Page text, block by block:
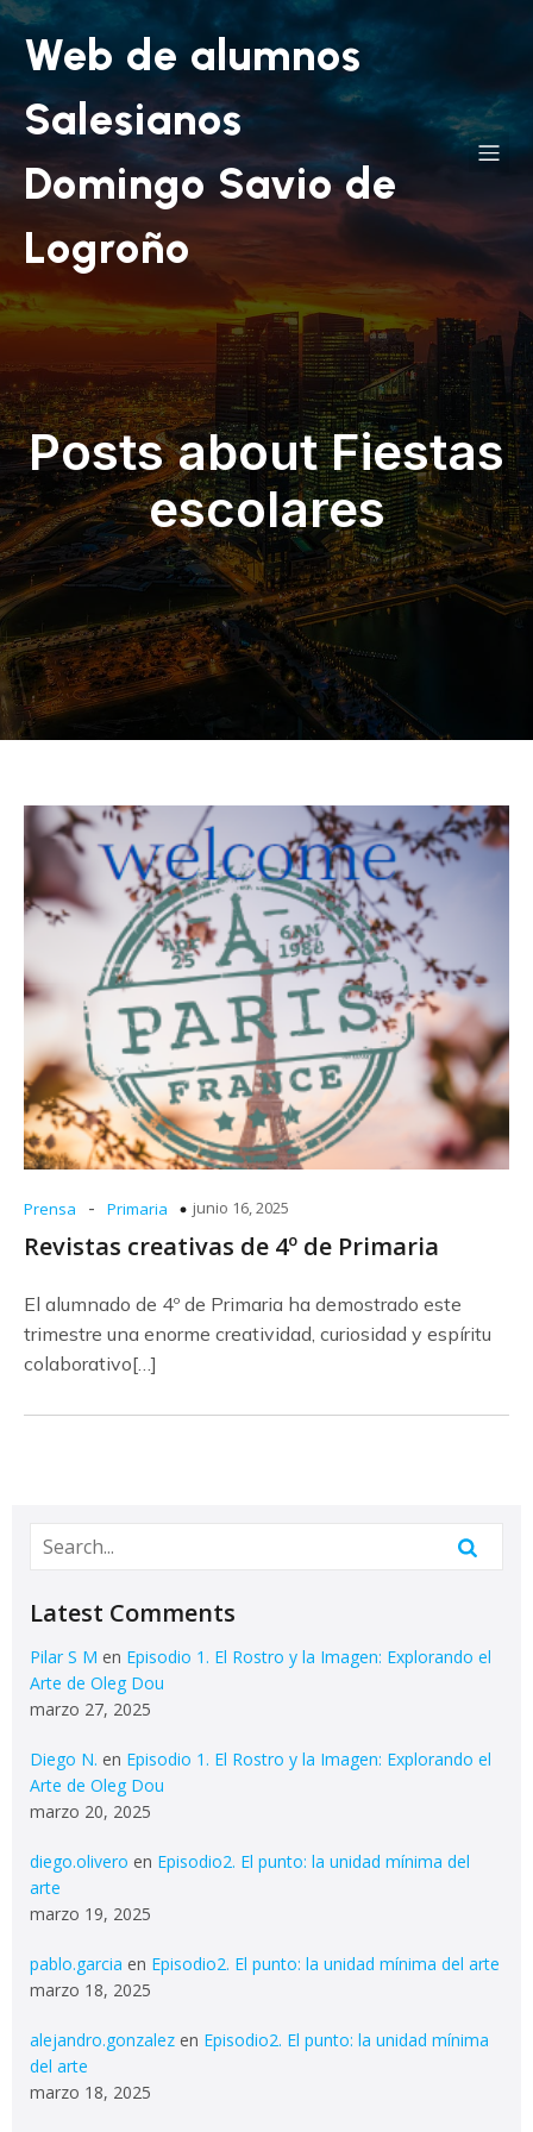
Web de alumnos
Salesianos
Domingo Savio de
Logroño
Posts about Fiestas
escolares
Prensa - Primaria junio 16, 2025
Revistas creativas de 4º de Primaria
El alumnado de 4º de Primaria ha demostrado este
trimestre una enorme creatividad, curiosidad y espíritu
colaborativo[…]
Latest Comments
Pilar S M en Episodio 1. El Rostro y la Imagen: Explorando el
Arte de Oleg Dou
marzo 27, 2025
Diego N. en Episodio 1. El Rostro y la Imagen: Explorando el
Arte de Oleg Dou
marzo 20, 2025
diego.olivero en Episodio2. El punto: la unidad mínima del
arte
marzo 19, 2025
pablo.garcia en Episodio2. El punto: la unidad mínima del arte
marzo 18, 2025
alejandro.gonzalez en Episodio2. El punto: la unidad mínima
del arte
marzo 18, 2025